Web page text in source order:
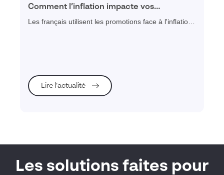
Comment l’inflation impacte vos
promotions en magasin ?
Les français utilisent les promotions face à l'inflation :
Lire l’actualité
Les solutions faites pour